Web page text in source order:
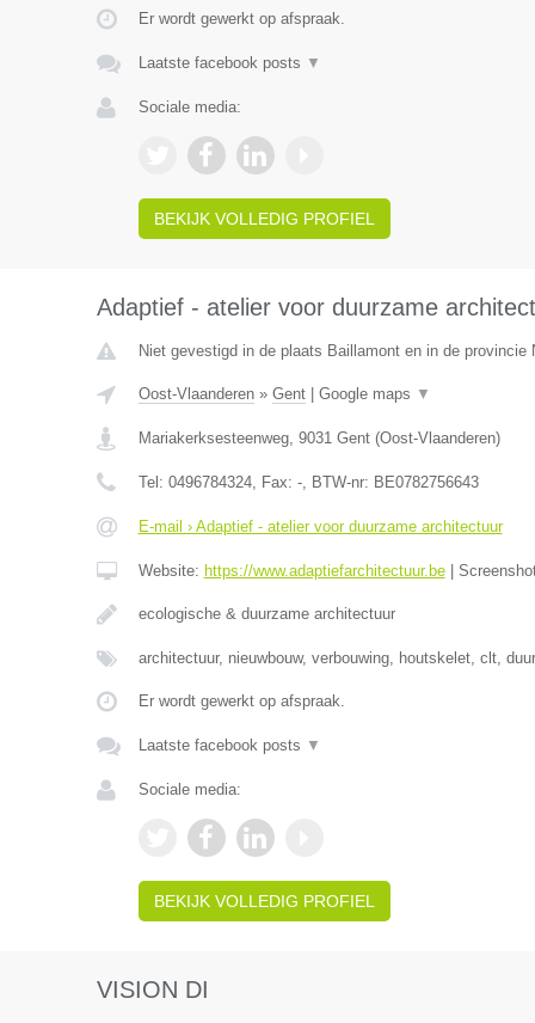
Er wordt gewerkt op afspraak.
Laatste facebook posts ▼
Sociale media:
BEKIJK VOLLEDIG PROFIEL
Adaptief - atelier voor duurzame
Niet gevestigd in de plaats Baillamont en in de provincie
Oost-Vlaanderen» Gent| Google maps ▼
Mariakerksesteenweg, 9031 Gent(Oost-Vlaanderen)
Tel: 0496784324, Fax: -, BTW-nr: BE0782756643
E-mail › Adaptief - atelier voor duurzame architectuur
Website: https://www.adaptiefarchitectuur.be|
ecologische & duurzame architectuur
architectuur, nieuwbouw, verbouwing, houtskelet, clt,
Er wordt gewerkt op afspraak.
Laatste facebook posts ▼
Sociale media:
BEKIJK VOLLEDIG PROFIEL
VISION DI